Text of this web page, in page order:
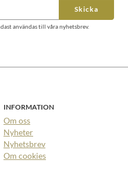
Skicka
användas till våra nyhetsbrev.
INFORMATION
Om oss
Nyheter
Nyhetsbrev
Om cookies